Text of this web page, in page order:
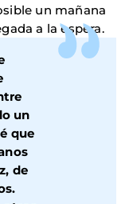
un mañana
a la espera.
un
que
de